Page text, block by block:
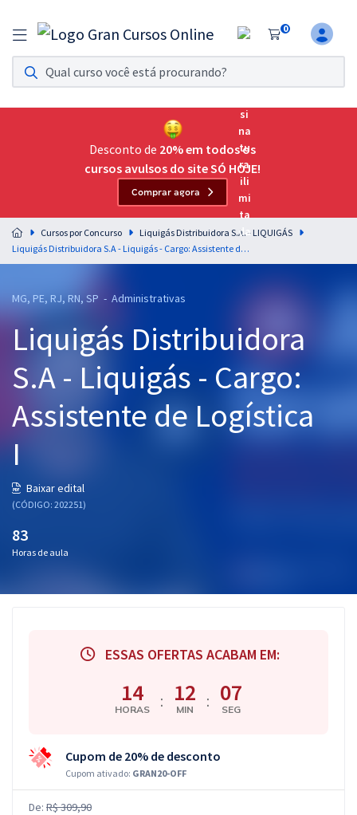
0
Assinatura Ilimitada 11
Acesso a todos os cursos. Teste grátis por 7 dias!
Assinatura OAB Até Passar
Acesso ilimitado a toda preparação para o Exame da
Residências Multiprofissionais
Preparação completa e intensiva para as principais
residências em saúde do Brasil
Cursos 20% OFF
Pós
Graduação
OAB
Conteúdo gratuito
Atendimento
Desconto de 20% em todos os
cursos avulsos do site SÓ HOJE!
Comprar agora
Cursos por Concurso
Liquigás Distribuidora S.A. - LIQUIGÁS
Liquigás Distribuidora S.A - Liquigás - Cargo: Assistente de Logística I
MG, PE, RJ, RN, SP - Administrativas
Liquigás Distribuidora
S.A - Liquigás - Cargo:
Assistente de Logística
I
Baixar edital
(CÓDIGO: 202251)
83
Horas de aula
ESSAS OFERTAS ACABAM EM:
14
HORAS : 12
MIN : 07
SEG
Cupom de 20% de desconto
Cupom ativado: GRAN20-OFF
De: R$ 309,90